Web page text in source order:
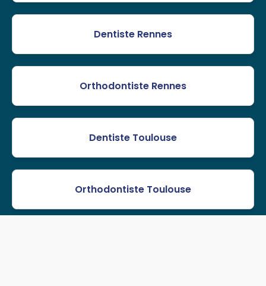
Dentiste Rennes
Orthodontiste Rennes
Dentiste Toulouse
Orthodontiste Toulouse